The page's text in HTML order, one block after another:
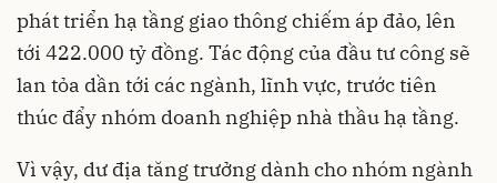
phát triển hạ tầng giao thông chiếm áp đảo, lên
tới 422.000 tỷ đồng. Tác động của đầu tư công sẽ
lan tỏa dần tới các ngành, lĩnh vực, trước tiên
thúc đẩy nhóm doanh nghiệp nhà thầu hạ tầng.
Vì vậy, dư địa tăng trưởng dành cho nhóm ngành